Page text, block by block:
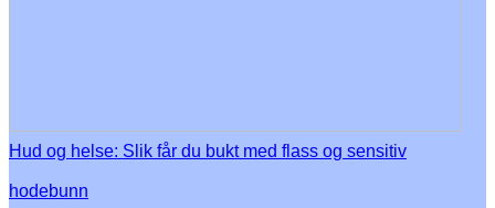
Hud og helse: Slik får du bukt med flass og sensitiv
hodebunn